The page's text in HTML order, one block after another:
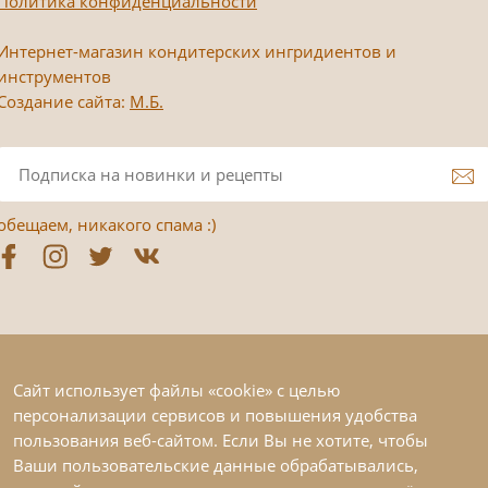
магазин кондитерских ингридиентов и
сайта: М.Б.
никакого спама :)
Сайт использует файлы «cookie» с целью
персонализации сервисов и повышения удобства
пользования веб-сайтом. Если Вы не хотите, чтобы
Ваши пользовательские данные обрабатывались,